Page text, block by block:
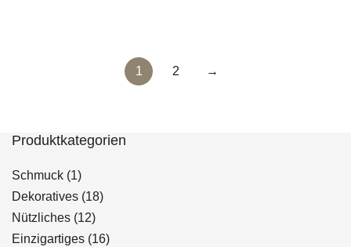
Seitennummerierung
1 2 →
Produktkategorien
Schmuck 11
Produkt
Dekoratives 1818
Nützliches 1212
Produkte
Einzigartiges 1616